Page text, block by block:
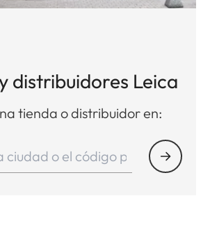
distribuidores Leica
tienda o distribuidor en: